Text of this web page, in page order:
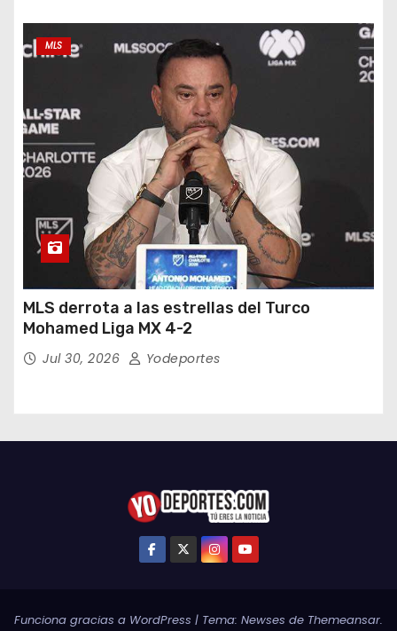
MLS
MLS derrota a las estrellas del Turco
Mohamed Liga MX 4-2
Jul 30, 2026 Yodeportes
Funciona gracias a WordPress | Tema: Newses de Themeansar.